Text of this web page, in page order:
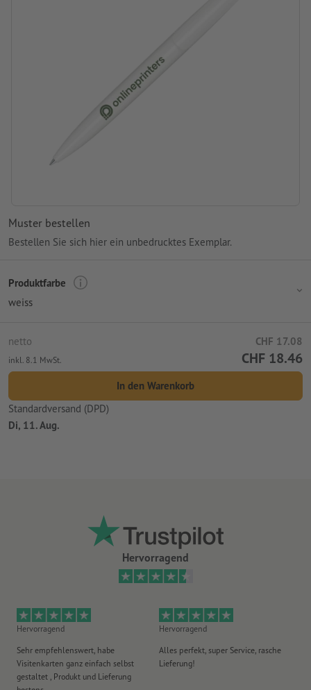
Druckstand: mittig am Schaft
Muster bestellen
Bestellen Sie sich hier ein unbedrucktes Exemplar.
Produktfarbe
weiss
netto CHF 17.08
inkl. 8.1 MwSt. CHF 18.46
In den Warenkorb
Standardversand (DPD)
Di, 11. Aug.
Hervorragend
Hervorragend
Sehr empfehlenswert, habe
Visitenkarten ganz einfach selbst
gestaltet , Produkt und Lieferung
Hervorragend
Alles perfekt, super Service, rasche
Lieferung!